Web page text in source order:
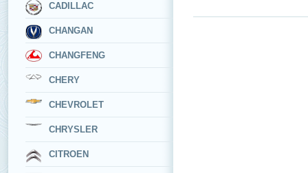
CADILLAC
CHANGAN
CHANGFENG
CHERY
CHEVROLET
CHRYSLER
CITROEN